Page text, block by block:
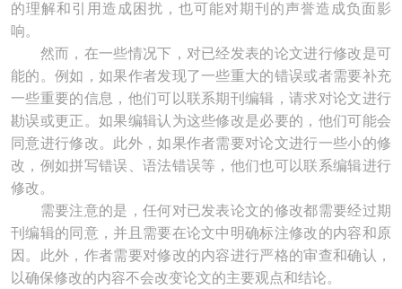
的理解和引用造成困扰，也可能对期刊的声誉造成负面影
响。
然而，在一些情况下，对已经发表的论文进行修改是可
能的。例如，如果作者发现了一些重大的错误或者需要补充
一些重要的信息，他们可以联系期刊编辑，请求对论文进行
勘误或更正。如果编辑认为这些修改是必要的，他们可能会
同意进行修改。此外，如果作者需要对论文进行一些小的修
改，例如拼写错误、语法错误等，他们也可以联系编辑进行
修改。
需要注意的是，任何对已发表论文的修改都需要经过期
刊编辑的同意，并且需要在论文中明确标注修改的内容和原
因。此外，作者需要对修改的内容进行严格的审查和确认，
以确保修改的内容不会改变论文的主要观点和结论。